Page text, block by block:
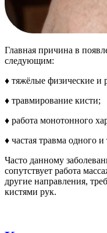
Главная причина в
следующим:
♦ тяжёлые физические и
♦ травмирование кисти;
♦ работа монотонного
♦ частая травма одного и
Часто данному
сопутствует работа
другие направления,
кистями рук.